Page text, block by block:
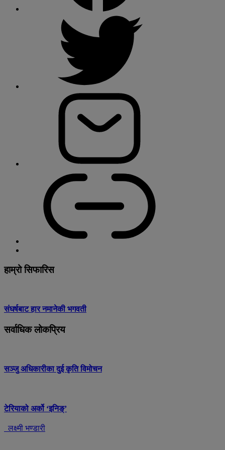
हाम्रो सिफारिस
संघर्षबाट हार नमानेकी भगवती
सर्वाधिक लोकप्रिय
सञ्जु अधिकारीका दुई कृति विमोचन
टेरियाको अर्को ‘इनिङ्’
लक्ष्मी भण्डारी